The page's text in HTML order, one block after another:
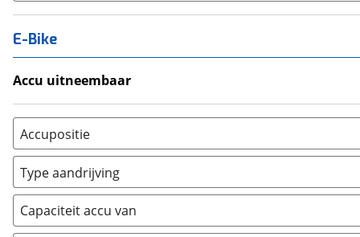
E-Bike
Accu uitneembaar
Nee, vast (0)
Accupositie
Bagagedrager (8)
Frame (23)
Vloer (0
Achterbank (0)
Type aandrijving
Achterwiel (1)
Trapas
Capaciteit accu van